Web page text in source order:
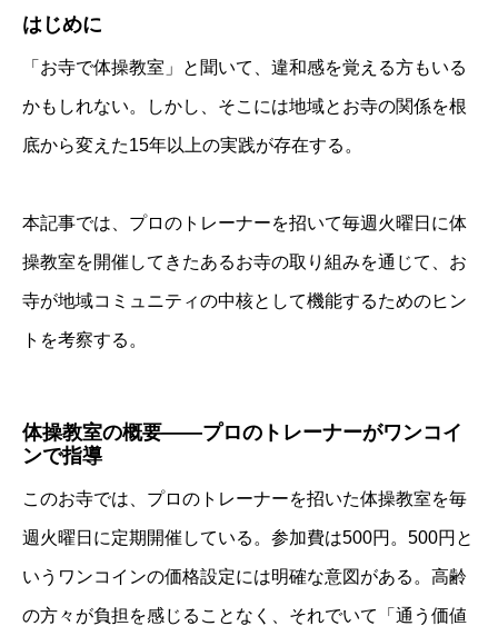
はじめに
「お寺で体操教室」と聞いて、違和感を覚える方もいる
かもしれない。しかし、そこには地域とお寺の関係を根
底から変えた15年以上の実践が存在する。
本記事では、プロのトレーナーを招いて毎週火曜日に体
操教室を開催してきたあるお寺の取り組みを通じて、お
寺が地域コミュニティの中核として機能するためのヒン
トを考察する。
体操教室の概要――プロのトレーナーがワンコイ
ンで指導
このお寺では、プロのトレーナーを招いた体操教室を毎
週火曜日に定期開催している。参加費は500円。500円と
いうワンコインの価格設定には明確な意図がある。高齢
の方々が負担を感じることなく、それでいて「通う価値